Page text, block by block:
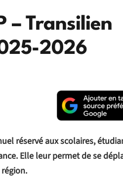
– Transilien
2026
réservé aux scolaires,
Elle leur permet de se